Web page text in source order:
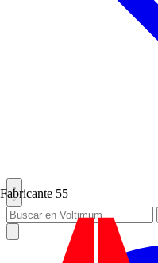
Fabricante 55